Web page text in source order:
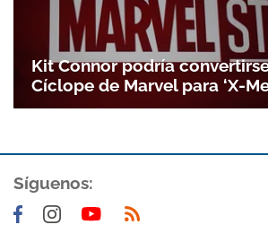
Kit Connor podría
Cíclope de Marvel para ‘X-
Síguenos: